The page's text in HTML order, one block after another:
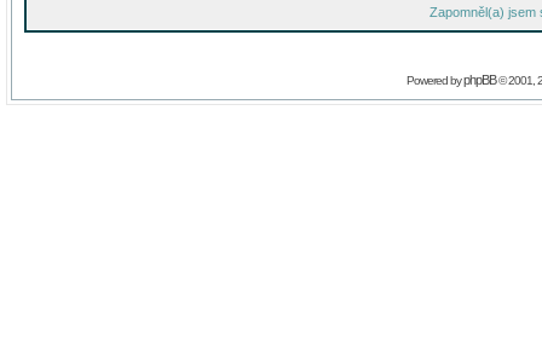
Zapomněl(a) jsem
Powered byphpBB© 2001,